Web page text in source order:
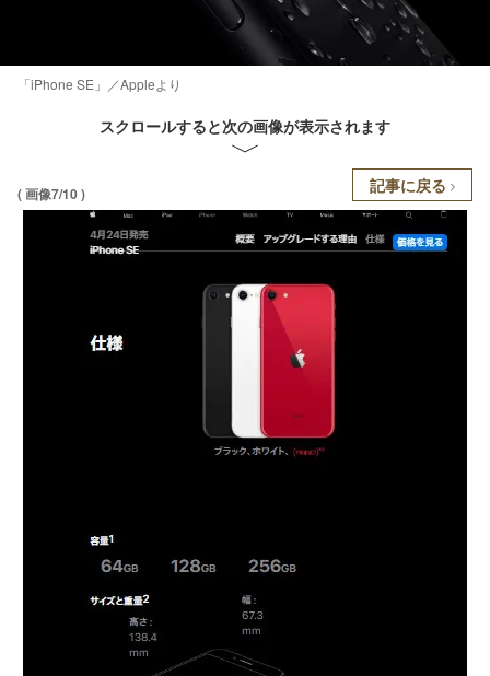
「iPhone SE」／Appleより
スクロールすると次の画像が表示されます
( 画像7/10 ) 記事に戻る